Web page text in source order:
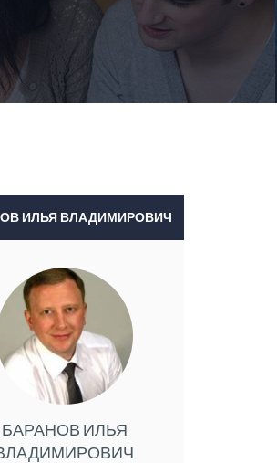
ИЛЬЯ ВЛАДИМИРОВИЧ
БАРАНОВ ИЛЬЯ